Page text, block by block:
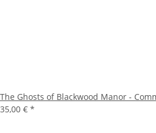
The Ghosts of Blackwood Manor -
35,00 € *